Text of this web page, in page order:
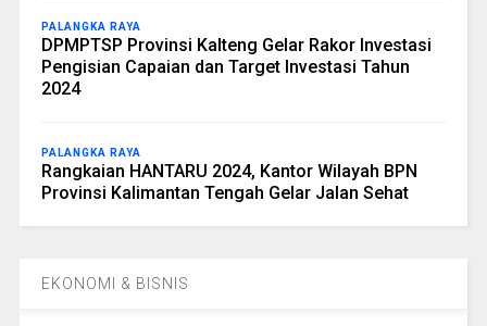
PALANGKA RAYA
DPMPTSP Provinsi Kalteng Gelar Rakor Investasi
Pengisian Capaian dan Target Investasi Tahun
2024
PALANGKA RAYA
Rangkaian HANTARU 2024, Kantor Wilayah BPN
Provinsi Kalimantan Tengah Gelar Jalan Sehat
EKONOMI & BISNIS